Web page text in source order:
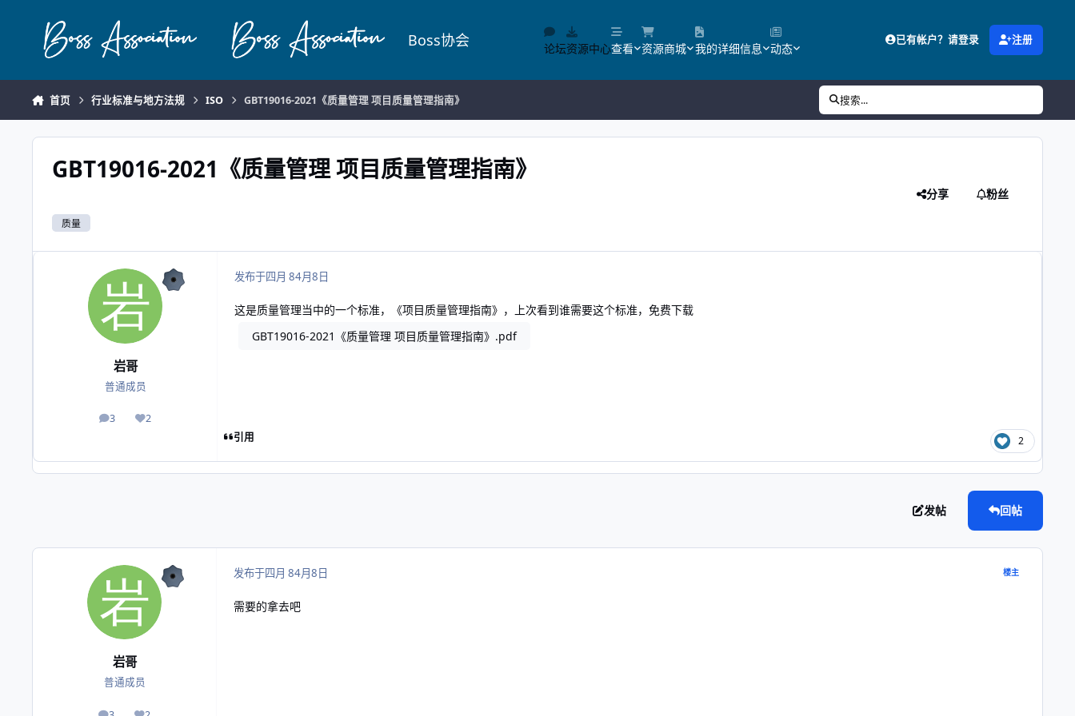
Boss协会 论坛资源中心查看 资源商城 我的详细信息 动态
已有帐户？请登录 注册
首页 行业标准与地方法规 ISO GBT19016-2021《质量管理 项目质量管理指南》 搜索...
GBT19016-2021《质量管理 项目质量管理指南》
质量
分享 粉丝
岩哥
普通成员
3
帖子 2
声誉
发布于四月 84月8日
这是质量管理当中的一个标准，《项目质量管理指南》，上次看到谁需要这个标准，免费下载
GBT19016-2021《质量管理 项目质量管理指南》.pdf
引用 2
发帖 回帖
岩哥
普通成员
发布于四月 84月8日 楼主
需要的拿去吧